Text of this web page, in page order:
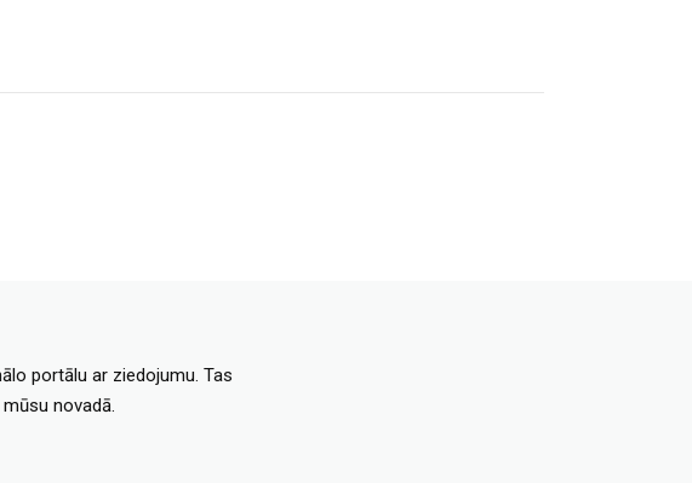
portālu ar ziedojumu. Tas
novadā.